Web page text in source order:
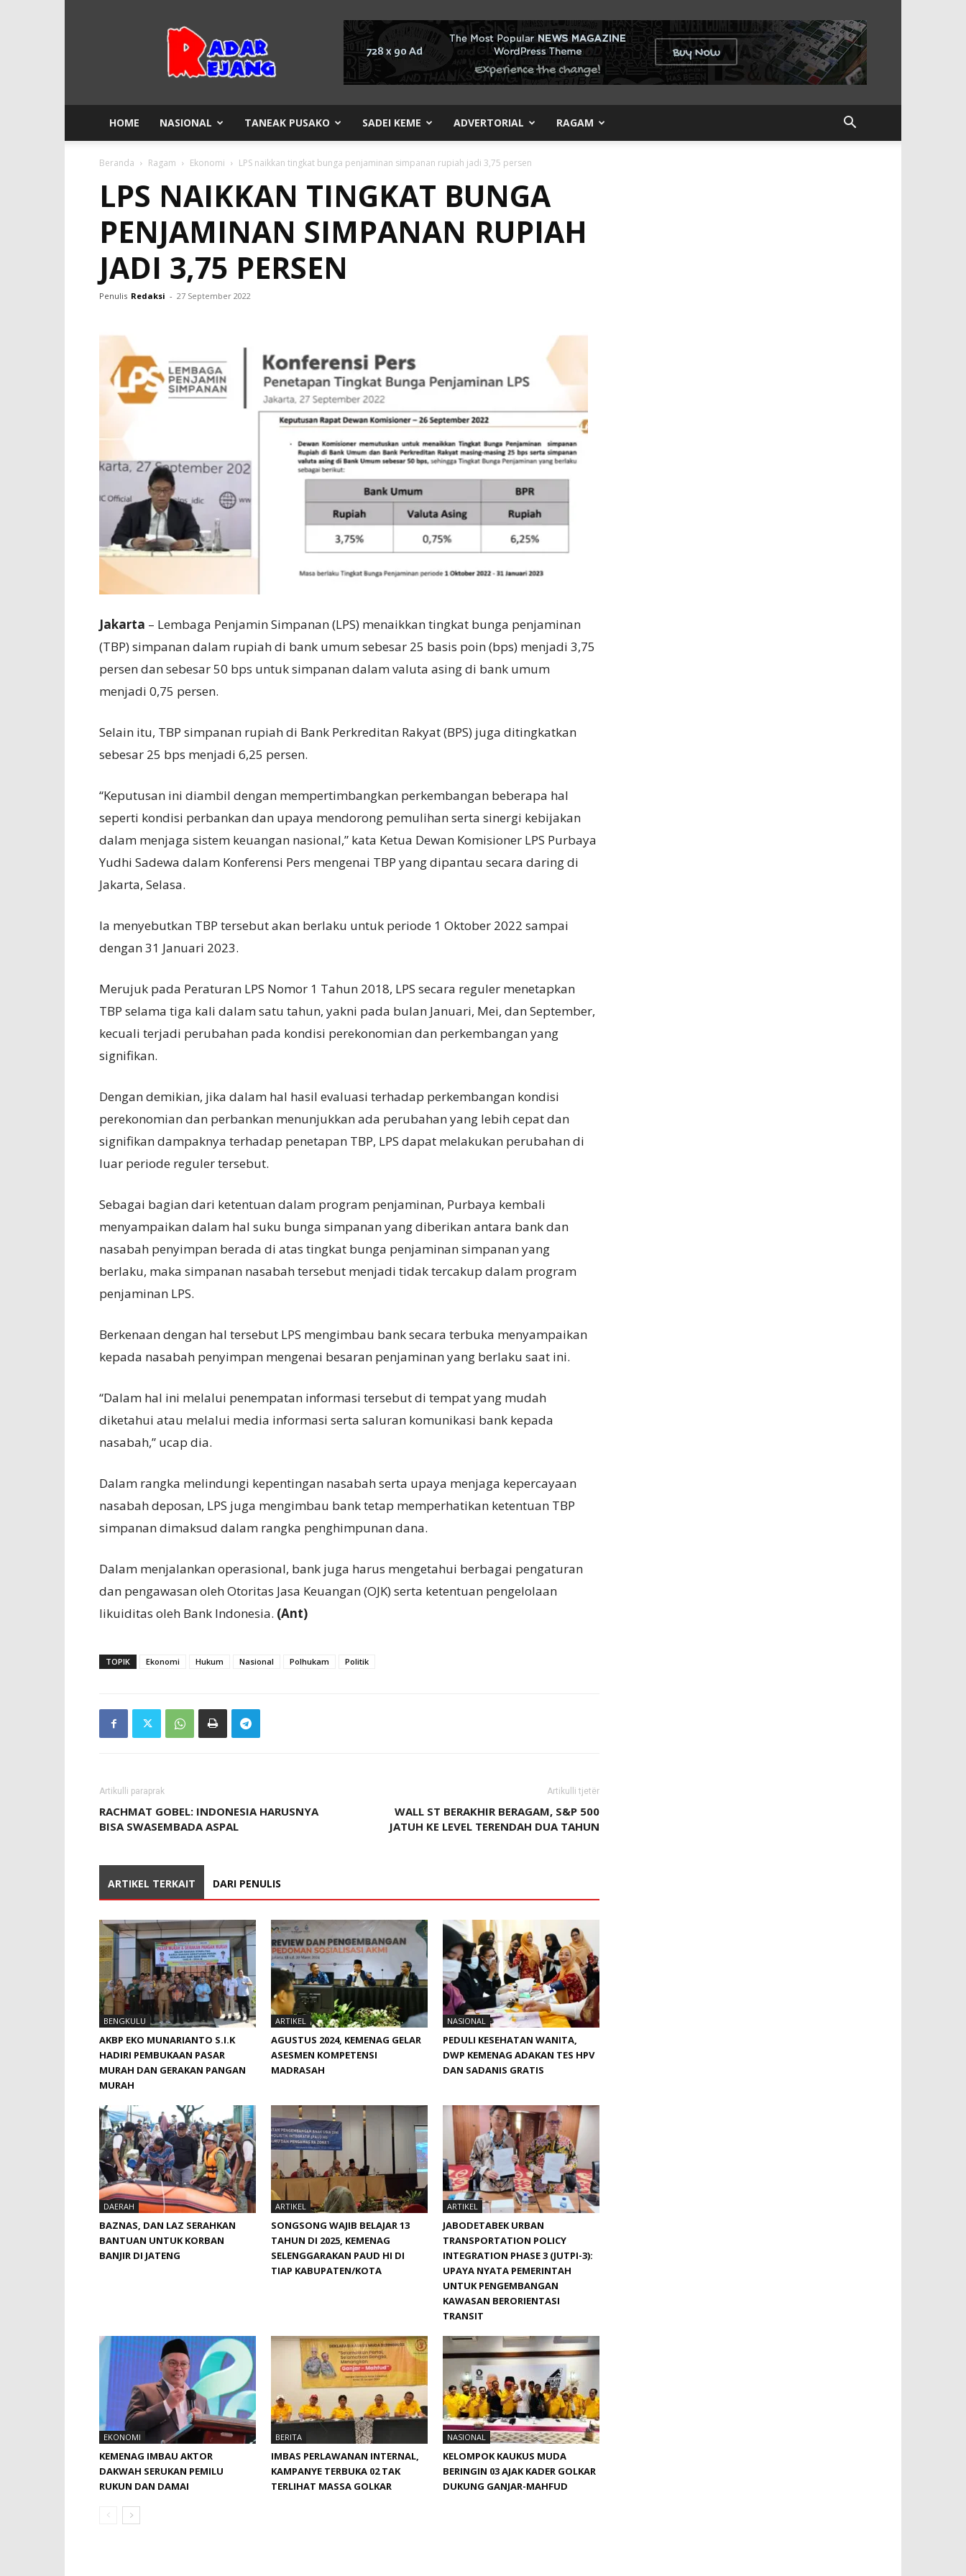
Rejang
HOME NASIONAL TANEAK PUSAKO SADEI KEME ADVERTORIAL RAGAM
Beranda Ragam Ekonomi LPS naikkan tingkat bunga penjaminan simpanan rupiah jadi 3,75 persen
LPS NAIKKAN TINGKAT BUNGA
PENJAMINAN SIMPANAN RUPIAH
JADI 3,75 PERSEN
Penulis Redaksi - 27 September 2022
Jakarta – Lembaga Penjamin Simpanan (LPS) menaikkan tingkat bunga penjaminan
(TBP) simpanan dalam rupiah di bank umum sebesar 25 basis poin (bps) menjadi 3,75
persen dan sebesar 50 bps untuk simpanan dalam valuta asing di bank umum
menjadi 0,75 persen.
Selain itu, TBP simpanan rupiah di Bank Perkreditan Rakyat (BPS) juga ditingkatkan
sebesar 25 bps menjadi 6,25 persen.
“Keputusan ini diambil dengan mempertimbangkan perkembangan beberapa hal
seperti kondisi perbankan dan upaya mendorong pemulihan serta sinergi kebijakan
dalam menjaga sistem keuangan nasional,” kata Ketua Dewan Komisioner LPS Purbaya
Yudhi Sadewa dalam Konferensi Pers mengenai TBP yang dipantau secara daring di
Jakarta, Selasa.
Ia menyebutkan TBP tersebut akan berlaku untuk periode 1 Oktober 2022 sampai
dengan 31 Januari 2023.
Merujuk pada Peraturan LPS Nomor 1 Tahun 2018, LPS secara reguler menetapkan
TBP selama tiga kali dalam satu tahun, yakni pada bulan Januari, Mei, dan September,
kecuali terjadi perubahan pada kondisi perekonomian dan perkembangan yang
signifikan.
Dengan demikian, jika dalam hal hasil evaluasi terhadap perkembangan kondisi
perekonomian dan perbankan menunjukkan ada perubahan yang lebih cepat dan
signifikan dampaknya terhadap penetapan TBP, LPS dapat melakukan perubahan di
luar periode reguler tersebut.
Sebagai bagian dari ketentuan dalam program penjaminan, Purbaya kembali
menyampaikan dalam hal suku bunga simpanan yang diberikan antara bank dan
nasabah penyimpan berada di atas tingkat bunga penjaminan simpanan yang
berlaku, maka simpanan nasabah tersebut menjadi tidak tercakup dalam program
penjaminan LPS.
Berkenaan dengan hal tersebut LPS mengimbau bank secara terbuka menyampaikan
kepada nasabah penyimpan mengenai besaran penjaminan yang berlaku saat ini.
“Dalam hal ini melalui penempatan informasi tersebut di tempat yang mudah
diketahui atau melalui media informasi serta saluran komunikasi bank kepada
nasabah,” ucap dia.
Dalam rangka melindungi kepentingan nasabah serta upaya menjaga kepercayaan
nasabah deposan, LPS juga mengimbau bank tetap memperhatikan ketentuan TBP
simpanan dimaksud dalam rangka penghimpunan dana.
Dalam menjalankan operasional, bank juga harus mengetahui berbagai pengaturan
dan pengawasan oleh Otoritas Jasa Keuangan (OJK) serta ketentuan pengelolaan
likuiditas oleh Bank Indonesia. (Ant)
TOPIK Ekonomi Hukum Nasional Polhukam Politik
Artikulli paraprak
RACHMAT GOBEL: INDONESIA HARUSNYA
BISA SWASEMBADA ASPAL
Artikulli tjetër
WALL ST BERAKHIR BERAGAM, S&P 500
JATUH KE LEVEL TERENDAH DUA TAHUN
ARTIKEL TERKAIT DARI PENULIS
BENGKULU
AKBP EKO MUNARIANTO S.I.K
HADIRI PEMBUKAAN PASAR
MURAH DAN GERAKAN PANGAN
MURAH
ARTIKEL
AGUSTUS 2024, KEMENAG GELAR
ASESMEN KOMPETENSI
MADRASAH
NASIONAL
PEDULI KESEHATAN WANITA,
DWP KEMENAG ADAKAN TES HPV
DAN SADANIS GRATIS
DAERAH
BAZNAS, DAN LAZ SERAHKAN
BANTUAN UNTUK KORBAN
BANJIR DI JATENG
ARTIKEL
SONGSONG WAJIB BELAJAR 13
TAHUN DI 2025, KEMENAG
SELENGGARAKAN PAUD HI DI
TIAP KABUPATEN/KOTA
ARTIKEL
JABODETABEK URBAN
TRANSPORTATION POLICY
INTEGRATION PHASE 3 (JUTPI-3):
UPAYA NYATA PEMERINTAH
UNTUK PENGEMBANGAN
KAWASAN BERORIENTASI
TRANSIT
EKONOMI
KEMENAG IMBAU AKTOR
DAKWAH SERUKAN PEMILU
RUKUN DAN DAMAI
BERITA
IMBAS PERLAWANAN INTERNAL,
KAMPANYE TERBUKA 02 TAK
TERLIHAT MASSA GOLKAR
NASIONAL
KELOMPOK KAUKUS MUDA
BERINGIN 03 AJAK KADER GOLKAR
DUKUNG GANJAR-MAHFUD